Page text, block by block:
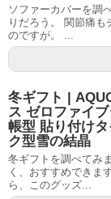
ソファーカバーを調
りだろう。 関節痛
のですが。 ...
冬ギフト |
ス ゼロファイ
帳型 貼り付け
ク型雪の結晶
冬ギフトを調べてみ
く、おすすめできま
ら、このグッズ...